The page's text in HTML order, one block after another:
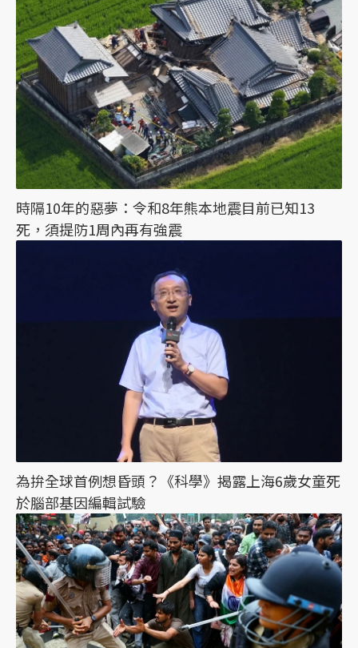
時隔10年的惡夢：令和8年熊本地震目前已知13
死，須提防1周內再有強震
為拚全球首例想昏頭？《科學》揭露上海6歲女童死
於腦部基因編輯試驗